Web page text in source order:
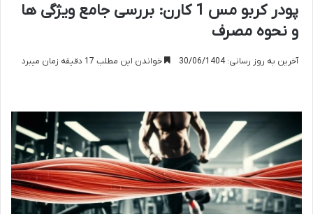
پودر کربو مس 1 کارن: بررسی جامع ویژگی ها
و نحوه مصرف
آخرین به روز رسانی: 30/06/1404 خواندن این مطلب 17 دقیقه زمان میبرد